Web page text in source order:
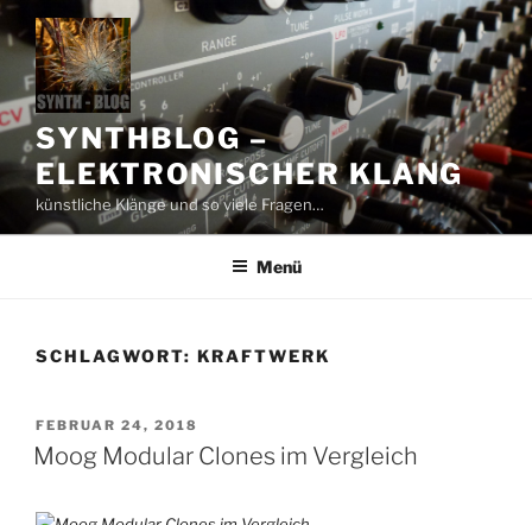
Zum
Inhalt
springen
SYNTHBLOG –
ELEKTRONISCHER KLANG
künstliche Klänge und so viele Fragen…
Menü
SCHLAGWORT: KRAFTWERK
VERÖFFENTLICHT
AM
FEBRUAR 24, 2018
Moog Modular Clones im Vergleich